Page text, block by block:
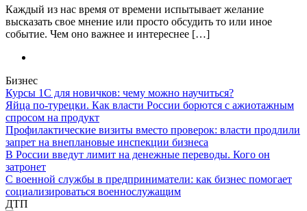
Каждый из нас время от времени испытывает желание
высказать свое мнение или просто обсудить то или иное
событие. Чем оно важнее и интереснее […]
Бизнес
Курсы 1С для новичков: чему можно научиться?
Яйца по-турецки. Как власти России борются с ажиотажным
спросом на продукт
Профилактические визиты вместо проверок: власти продлили
запрет на внеплановые инспекции бизнеса
В России введут лимит на денежные переводы. Кого он
затронет
С военной службы в предприниматели: как бизнес помогает
социализироваться военнослужащим
ДТП